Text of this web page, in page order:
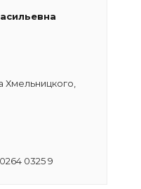
Хмельницкого,
0325 9